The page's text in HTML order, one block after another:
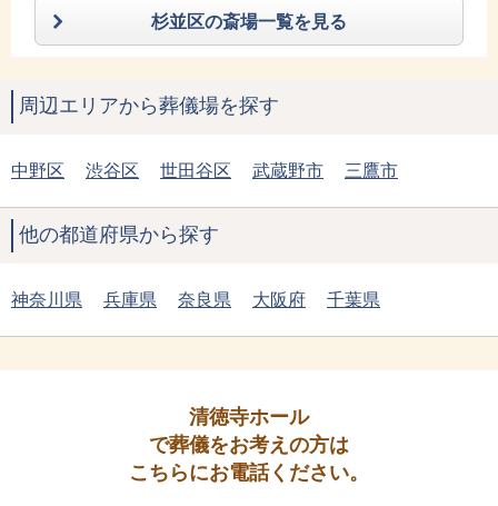
杉並区の斎場一覧を見る
周辺エリアから葬儀場を探す
中野区 渋谷区 世田谷区 武蔵野市 三鷹市
他の都道府県から探す
神奈川県 兵庫県 奈良県 大阪府 千葉県
清徳寺ホール
で葬儀をお考えの方は
こちらにお電話ください。